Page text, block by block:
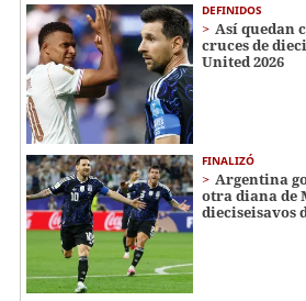
DEFINIDOS
Así quedan
cruces de
United 2026
FINALIZÓ
Argentina
otra diana de
dieciseisavos